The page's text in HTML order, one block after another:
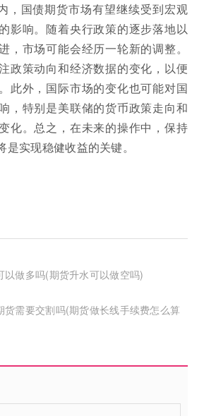
，国债期货市场有望继续受到宏观
影响。随着央行政策的逐步落地以
，市场可能会经历一轮新的调整。
政策动向和经济数据的变化，以便
此外，国际市场的变化也可能对国
，特别是美联储的货币政策走向和
化。总之，在未来的操作中，保持
实现稳健收益的关键。
以做多吗(期货升水可以做空吗)
货需要交割吗(期货做长线手续费怎么算